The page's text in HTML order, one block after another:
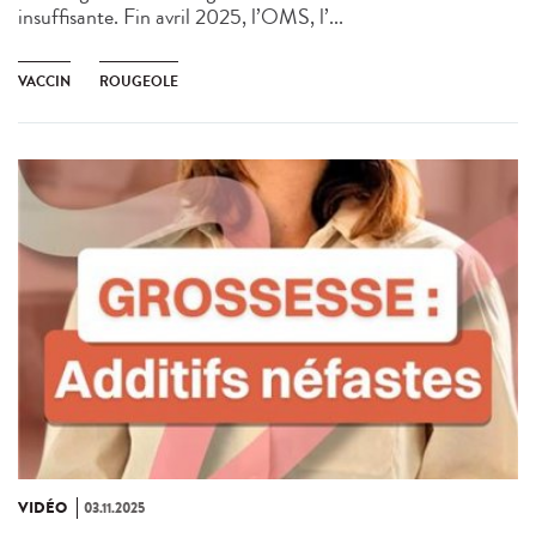
insuffisante. Fin avril 2025, l’OMS, l’...
VACCIN ROUGEOLE
VIDÉO 03.11.2025